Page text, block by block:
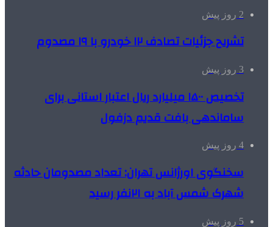
2 روز پیش
تشریح جزئیات تصادف ۱۲ خودرو با ۱۹ مصدوم
3 روز پیش
تخصیص ۱۵۰۰ میلیارد ریال اعتبار استانی برای
ساماندهی بافت قدیم دزفول
4 روز پیش
سخنگوی اورژانس تهران: تعداد مصدومان حادثه
شهرک شمس آباد به ۲۱نفر رسید
5 روز پیش